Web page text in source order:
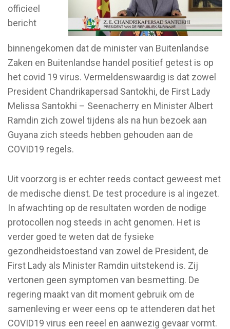
officieel
bericht
binnengekomen dat de minister van Buitenlandse
Zaken en Buitenlandse handel positief getest is op
het covid 19 virus. Vermeldenswaardig is dat zowel
President Chandrikapersad Santokhi, de First Lady
Melissa Santokhi – Seenacherry en Minister Albert
Ramdin zich zowel tijdens als na hun bezoek aan
Guyana zich steeds hebben gehouden aan de
COVID19 regels.
Uit voorzorg is er echter reeds contact geweest met
de medische dienst. De test procedure is al ingezet.
In afwachting op de resultaten worden de nodige
protocollen nog steeds in acht genomen. Het is
verder goed te weten dat de fysieke
gezondheidstoestand van zowel de President, de
First Lady als Minister Ramdin uitstekend is. Zij
vertonen geen symptomen van besmetting. De
regering maakt van dit moment gebruik om de
samenleving er weer eens op te attenderen dat het
COVID19 virus een reeel en aanwezig gevaar vormt.